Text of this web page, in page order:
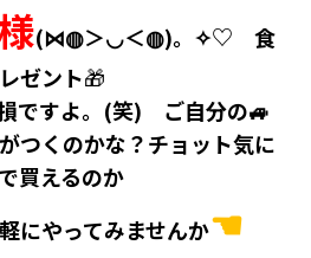
(⋈◍＞◡＜◍)。✧♡ 食
ゼント🎁
ですよ。(笑) ご自分の🚙
つくのかな？チョット気に
で買えるのか
にやってみませんか☚